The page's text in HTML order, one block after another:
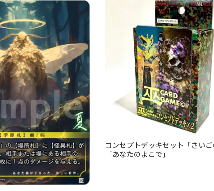
コンセプトデッキセット「さい
「あなたのよこで」